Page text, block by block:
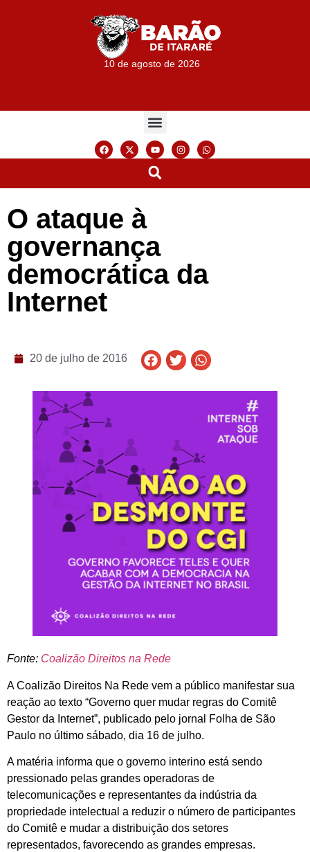
10 de agosto de 2026
O ataque à
governança
democrática da
Internet
20 de julho de 2016
Fonte: Coalizão Direitos na Rede
A Coalizão Direitos Na Rede vem a público manifestar sua
reação ao texto “Governo quer mudar regras do Comitê
Gestor da Internet”, publicado pelo jornal Folha de São
Paulo no último sábado, dia 16 de julho.
A matéria informa que o governo interino está sendo
pressionado pelas grandes operadoras de
telecomunicações e representantes da indústria da
propriedade intelectual a reduzir o número de participantes
do Comitê e mudar a distribuição dos setores
representados, favorecendo as grandes empresas.